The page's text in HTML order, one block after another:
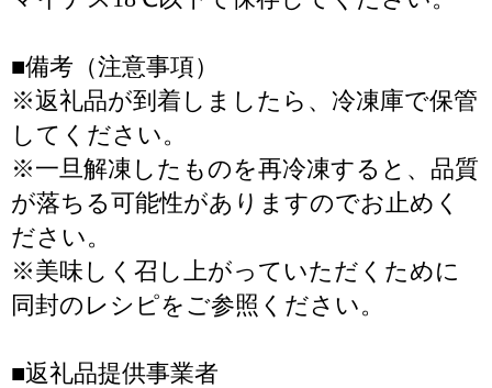
■備考（注意事項）
※返礼品が到着しましたら、冷凍庫で保管
してください。
※一旦解凍したものを再冷凍すると、品質
が落ちる可能性がありますのでお止めく
ださい。
※美味しく召し上がっていただくために
同封のレシピをご参照ください。
■返礼品提供事業者